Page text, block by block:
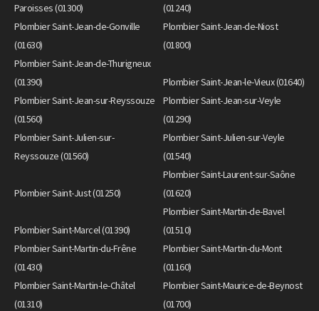
Paroisses (01300)
(01240)
Plombier Saint-Jean-de-Gonville
(01630)
Plombier Saint-Jean-de-Niost
(01800)
Plombier Saint-Jean-de-Thurigneux
(01390)
Plombier Saint-Jean-le-Vieux (01640)
Plombier Saint-Jean-sur-Reyssouze
(01560)
Plombier Saint-Jean-sur-Veyle
(01290)
Plombier Saint-Julien-sur-
Reyssouze (01560)
Plombier Saint-Julien-sur-Veyle
(01540)
Plombier Saint-Just (01250)
Plombier Saint-Laurent-sur-Saône
(01620)
Plombier Saint-Marcel (01390)
Plombier Saint-Martin-de-Bavel
(01510)
Plombier Saint-Martin-du-Frêne
(01430)
Plombier Saint-Martin-du-Mont
(01160)
Plombier Saint-Martin-le-Châtel
(01310)
Plombier Saint-Maurice-de-Beynost
(01700)